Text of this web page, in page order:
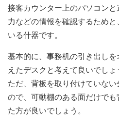
接客カウンター上のパソコン
力などの情報を確認するため
いる什器です。
基本的に、事務机の引き出し
えたデスクと考えて良いでしょ
ただ、背板を取り付けていな
ので、可動棚のある面だけで
た方が良いでしょう。